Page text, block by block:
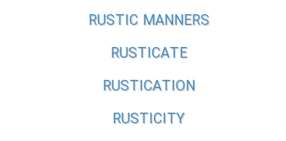
RUSTIC MANNERS
RUSTICATE
RUSTICATION
RUSTICITY